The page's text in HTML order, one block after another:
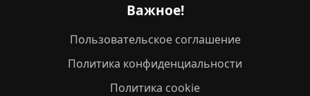
Важное!
Пользовательское соглашение
Политика конфиденциальности
Политика cookie